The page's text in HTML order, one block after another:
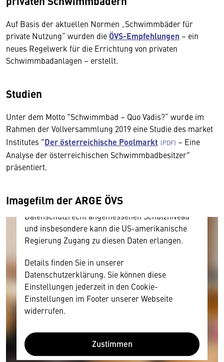
Auf Basis der aktuellen Normen „Schwimmbäder für
private Nutzung“ wurden die ÖVS-Empfehlungen – ein
neues Regelwerk für die Errichtung von privaten
Schwimmbadanlagen – erstellt.
Studien
Unter dem Motto "Schwimmbad – Quo Vadis?“ wurde im
Rahmen der Vollversammlung 2019 eine Studie des market
Institutes "Der österreichische Poolmarkt
– Eine
Analyse der österreichischen Schwimmbadbesitzer"
präsentiert.
Imagefilm der ARGE ÖVS
Hier würden wir Ihnen gerne einen externen
Inhalt anzeigen. Dafür benötigen wir allerdings
Ihre Zustimmung, da Ihr Browser
personenbezogene technische Daten zu Geräten
Diese Daten unterliegen keinem dem EU-
Datenschutzrecht angemessenen Schutzniveau
und insbesondere kann die US-amerikanische
Regierung Zugang zu diesen Daten erlangen.
Details finden Sie in unserer
Datenschutzerklärung. Sie können diese
Einstellungen jederzeit in den Cookie-
Einstellungen im Footer unserer Webseite
widerrufen.
Zustimmen